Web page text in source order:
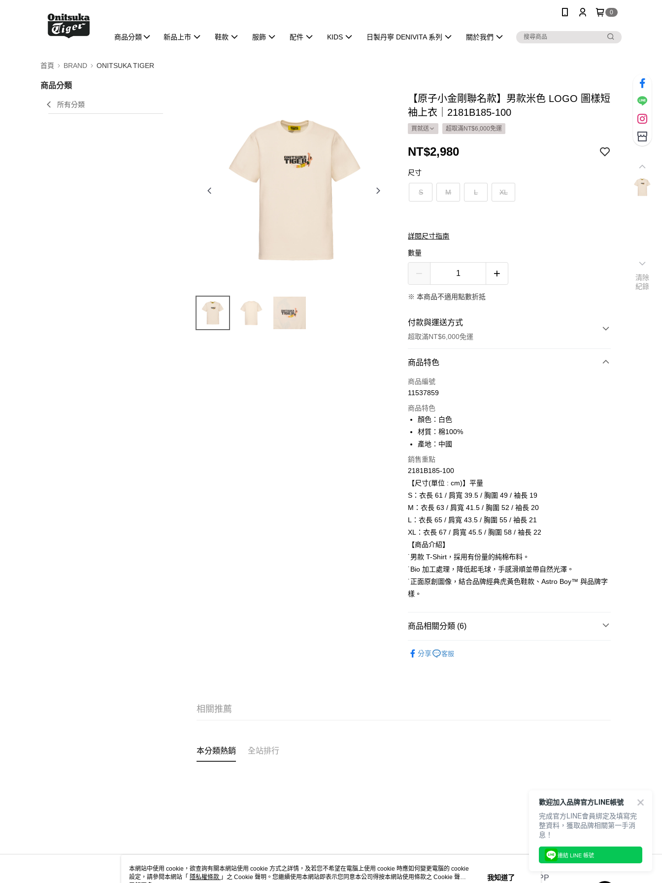
0
商品分類 新品上市 鞋款 服飾 配件 KIDS 日製丹寧 DENIVITA 系列 關於我們
首頁 BRAND ONITSUKA TIGER
商品分類
所有分類
【原子小金剛聯名款】男款米色 LOGO 圖樣短
袖上衣｜2181B185-100
買就送 超取滿NT$6,000免運
NT$2,980
尺寸
S M L XL
詳閱尺寸指南
數量
※ 本商品不適用點數折抵
付款與運送方式
超取滿NT$6,000免運
付款方式
信用卡一次付款
LINE Pay
Apple Pay
運送方式
全家取貨付款
每筆NT$80，滿NT$6,000(含以上)免運費
付款後全家取貨
每筆NT$80，滿NT$6,000(含以上)免運費
萊爾富取貨付款
每筆NT$80，滿NT$6,000(含以上)免運費
付款後萊爾富取貨
7-11取貨付款
商品特色
商品編號
11537859
商品特色
顏色：白色
材質：棉100%
產地：中國
銷售重點
2181B185-100
【尺寸(單位 : cm)】平量
S：衣長 61 / 肩寬 39.5 / 胸圍 49 / 袖長 19
M：衣長 63 / 肩寬 41.5 / 胸圍 52 / 袖長 20
L：衣長 65 / 肩寬 43.5 / 胸圍 55 / 袖長 21
XL：衣長 67 / 肩寬 45.5 / 胸圍 58 / 袖長 22
【商品介紹】
˙男款 T-Shirt，採用有份量的純棉布料。
˙Bio 加工處理，降低起毛球，手感滑順並帶自然光澤。
˙正面原創圖像，結合品牌經典虎黃色鞋款、Astro Boy™ 與品牌字
樣。
商品相關分類 (6)
分享 客服
相關推薦
本分類熱銷 全站排行
關於我們 客服資訊 官方APP
清除
紀錄
本網站中使用 cookie，欲查詢有關本網站使用 cookie 方式之詳情，及若您不希望在電腦上使用 cookie 時應如何變更電腦的 cookie
設定，請參閱本網站「 隱私權條款 」之 Cookie 聲明。您繼續使用本網站即表示您同意本公司得按本網站使用條款之 Cookie 聲明
我知道了
歡迎加入品牌官方LINE帳號
完成官方LINE會員綁定及填寫完
整資料，獲取品牌相關第一手消
息！
連結 LINE 帳號